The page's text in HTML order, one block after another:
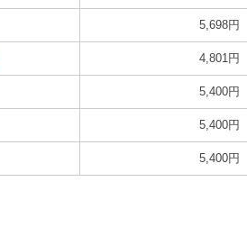
5,698円
4,801円
5,400円
5,400円
5,400円